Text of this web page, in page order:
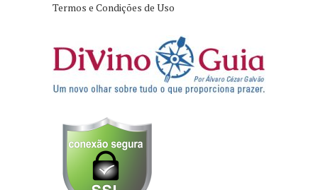
Termos e Condições de Uso